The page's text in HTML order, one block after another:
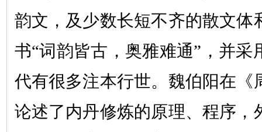
韵文，及少数长短不齐的散文体
书“词韵皆古，奥雅难通” ，并
代有很多注本行世。魏伯阳在《
论述了内丹修炼的原理、程序，